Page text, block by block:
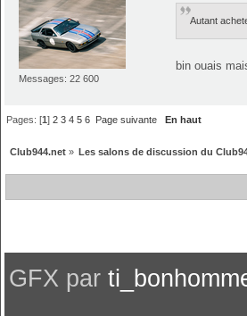
Messages: 22 600
Autant
bin ouais
Pages: [1]2 3 4 5 6 Page suivante En haut
Club944.net» Les salons de discussion du
GFX par